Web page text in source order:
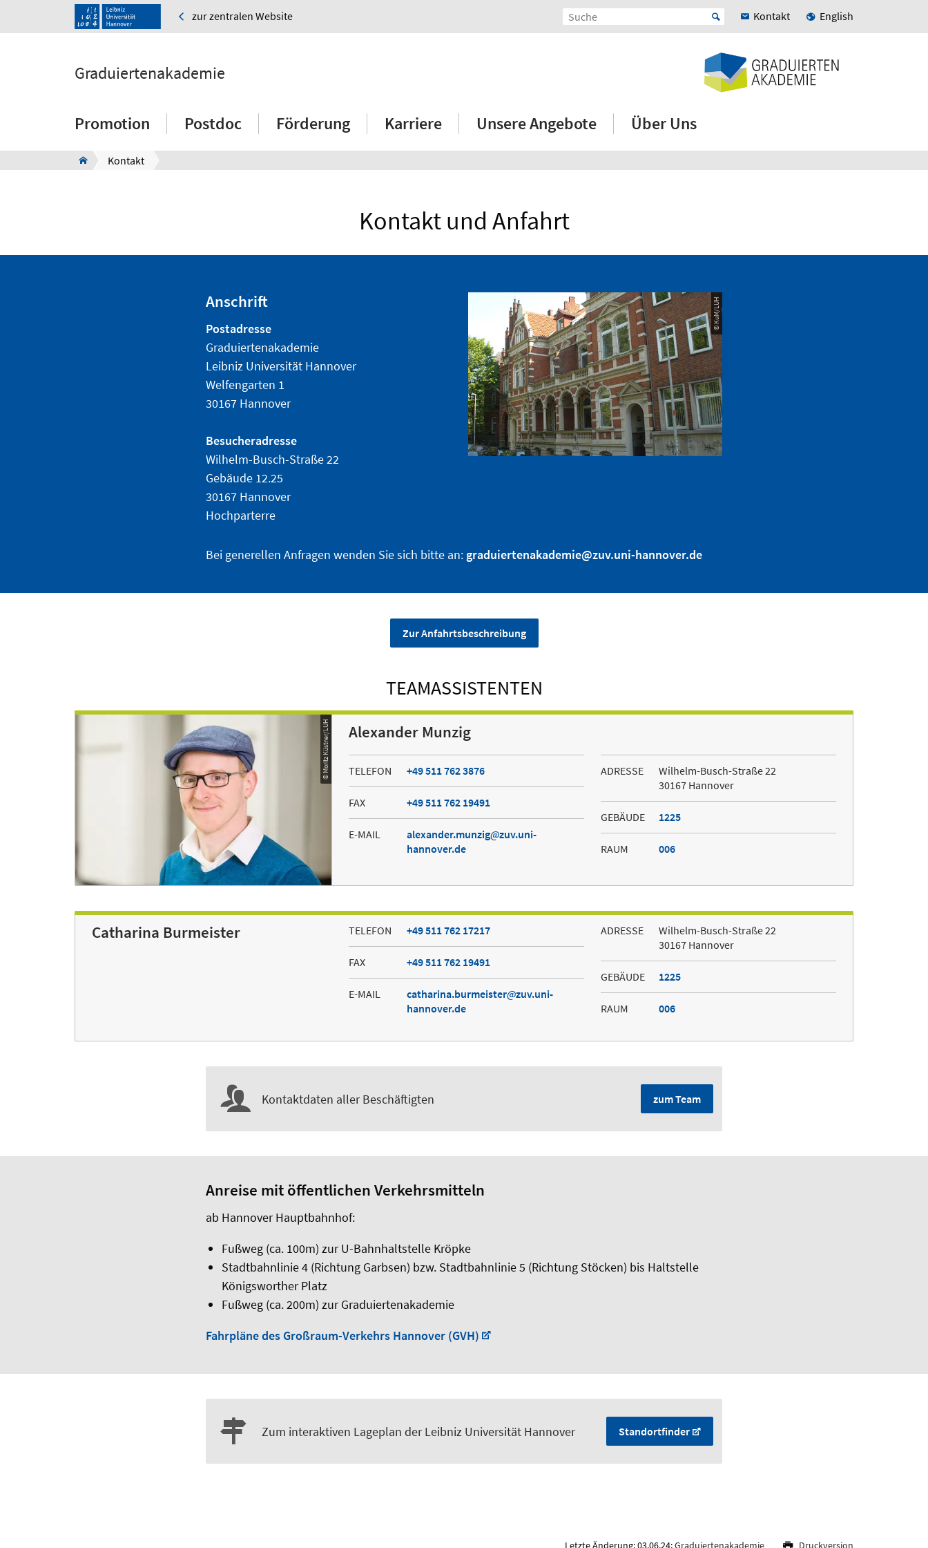
zur zentralen Website Kontakt English
Graduiertenakademie
Promotion Postdoc Förderung Karriere Unsere Angebote Über Uns
Kontakt
Kontakt und Anfahrt
Anschrift
Postadresse
Graduiertenakademie
Leibniz Universität Hannover
Welfengarten 1
30167 Hannover
Besucheradresse
Wilhelm-Busch-Straße 22
Gebäude 12.25
30167 Hannover
Hochparterre
© KuM/LUH
Bei generellen Anfragen wenden Sie sich bitte an: graduiertenakademie@zuv.uni-hannover.de
Zur Anfahrtsbeschreibung
TEAMASSISTENTEN
© Moritz Küstner/LUH Alexander Munzig
TELEFON +49 511 762 3876
FAX +49 511 762 19491
E-MAIL alexander.munzig
zuv.uni-
hannover.de
ADRESSE
Wilhelm-Busch-Straße 22
30167 Hannover
GEBÄUDE 1225
RAUM 006
Catharina Burmeister TELEFON +49 511 762 17217
FAX +49 511 762 19491
E-MAIL catharina.burmeister
zuv.uni-
hannover.de
ADRESSE
Wilhelm-Busch-Straße 22
30167 Hannover
GEBÄUDE 1225
RAUM 006
Kontaktdaten aller Beschäftigten zum Team
Anreise mit öffentlichen Verkehrsmitteln
ab Hannover Hauptbahnhof:
Fußweg (ca. 100m) zur U-Bahnhaltstelle Kröpke
Stadtbahnlinie 4 (Richtung Garbsen) bzw. Stadtbahnlinie 5 (Richtung Stöcken) bis Haltstelle
Königsworther Platz
Fußweg (ca. 200m) zur Graduiertenakademie
Fahrpläne des Großraum-Verkehrs Hannover (GVH)
Zum interaktiven Lageplan der Leibniz Universität Hannover Standortfinder